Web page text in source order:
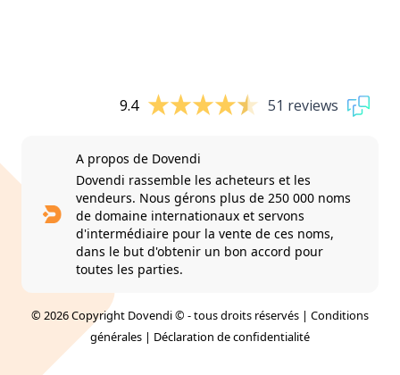
9.4 51 reviews
A propos de Dovendi
Dovendi rassemble les acheteurs et les
vendeurs. Nous gérons plus de 250 000 noms
de domaine internationaux et servons
d'intermédiaire pour la vente de ces noms,
dans le but d'obtenir un bon accord pour
toutes les parties.
© 2026 Copyright Dovendi © - tous droits réservés | Conditions
générales | Déclaration de confidentialité